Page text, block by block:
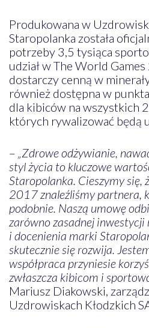
Produkowana w
Staropolanka została
potrzeby 3,5 tysiąca
udział w The World
dostarczy cenną w
również dostępna w
dla kibiców na wszystkich
których rywalizować będą
– „Zdrowe odżywianie,
styl życia to kluczowe
Staropolanka. Cieszymy się,
2017 znaleźliśmy partnera,
podobnie. Naszą umowę
zarówno zasadnej
i docenienia marki
skutecznie się rozwija.
współpraca przyniesie
zwłaszcza kibicom i
Mariusz Diakowski,
Uzdrowiskach Kłodzkich